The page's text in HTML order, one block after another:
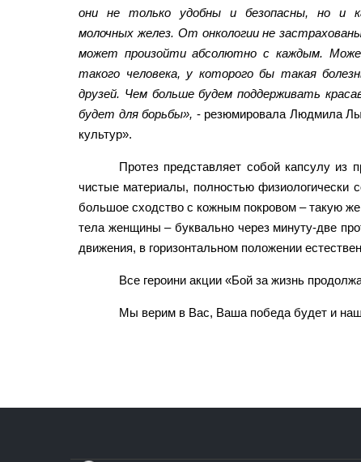
они не только удобны и безопасны, но и
молочных желез. От онкологии не
может произойти абсолютно с каждым.
такого человека, у которого бы такая
друзей. Чем больше будем поддерживать
будет для борьбы», - резюмировала Людмила
культур».
Протез представляет собой капсулу из
чистые материалы, полностью физиологически
большое сходство с кожным покровом – такую
тела женщины – буквально через минуту-две
движения, в горизонтальном положении
Все героини акции «Бой за жизнь
Мы верим в Вас, Ваша победа будет и